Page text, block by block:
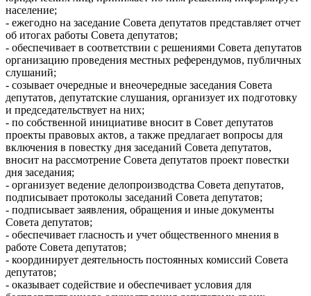
население;
- ежегодно на заседание Совета депутатов представляет отчет
об итогах работы Совета депутатов;
- обеспечивает в соответствии с решениями Совета депутатов
организацию проведения местных референдумов, публичных
слушаний;
- созывает очередные и внеочередные заседания Совета
депутатов, депутатские слушания, организует их подготовку
и председательствует на них;
- по собственной инициативе вносит в Совет депутатов
проекты правовых актов, а также предлагает вопросы для
включения в повестку дня заседаний Совета депутатов,
вносит на рассмотрение Совета депутатов проект повестки
дня заседания;
- организует ведение делопроизводства Совета депутатов,
подписывает протоколы заседаний Совета депутатов;
- подписывает заявления, обращения и иные документы
Совета депутатов;
- обеспечивает гласность и учет общественного мнения в
работе Совета депутатов;
- координирует деятельность постоянных комиссий Совета
депутатов;
- оказывает содействие и обеспечивает условия для